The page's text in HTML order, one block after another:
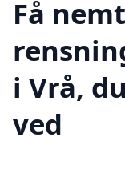
Få
i Vrå,
ved